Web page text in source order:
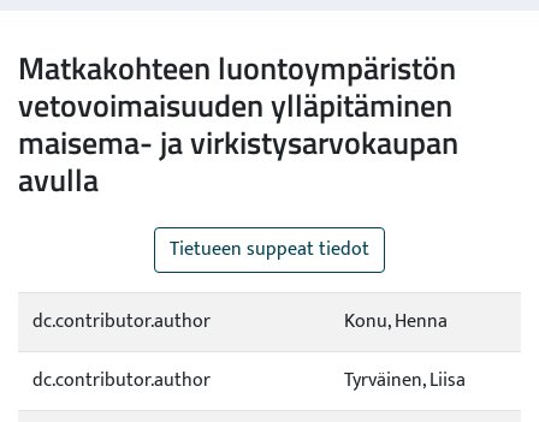
Matkakohteen luontoympäristön
vetovoimaisuuden ylläpitäminen
maisema- ja virkistysarvokaupan
avulla
Tietueen suppeat tiedot
dc.contributor.author
Konu, Henna
dc.contributor.author
Tyrväinen, Liisa